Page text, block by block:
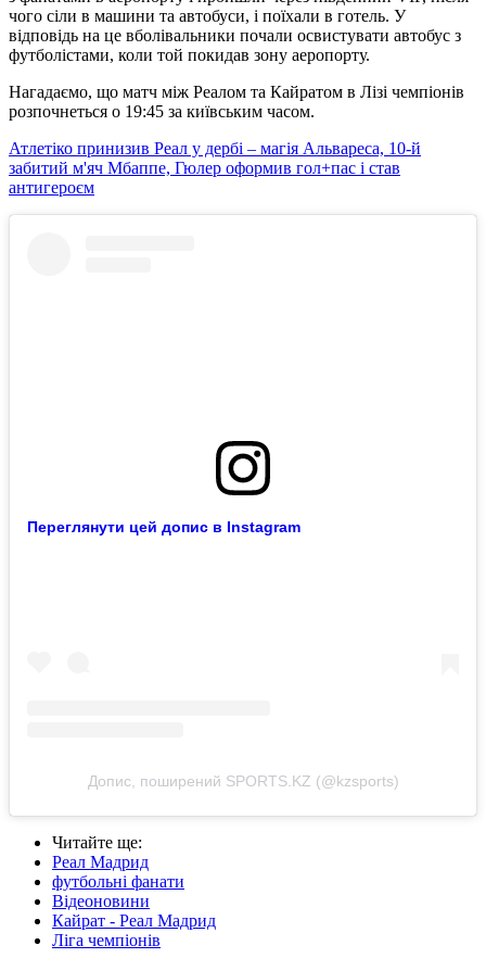
чого сіли в машини та автобуси, і поїхали в готель. У
відповідь на це вболівальники почали освистувати автобус з
футболістами, коли той покидав зону аеропорту.
Нагадаємо, що матч між Реалом та Кайратом в Лізі чемпіонів
розпочнеться о 19:45 за київським часом.
Атлетіко принизив Реал у дербі – магія Альвареса, 10-й
забитий м'яч Мбаппе, Гюлер оформив гол+пас і став
антигероєм
Переглянути цей допис в Instagram
Допис, поширений SPORTS.KZ (@kzsports)
Читайте ще:
Реал Мадрид
футбольні фанати
Відеоновини
Кайрат - Реал Мадрид
Ліга чемпіонів